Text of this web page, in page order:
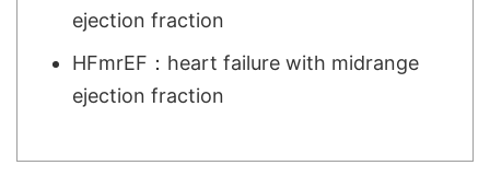
ejection fraction
HFmrEF：heart failure with midrange
ejection fraction